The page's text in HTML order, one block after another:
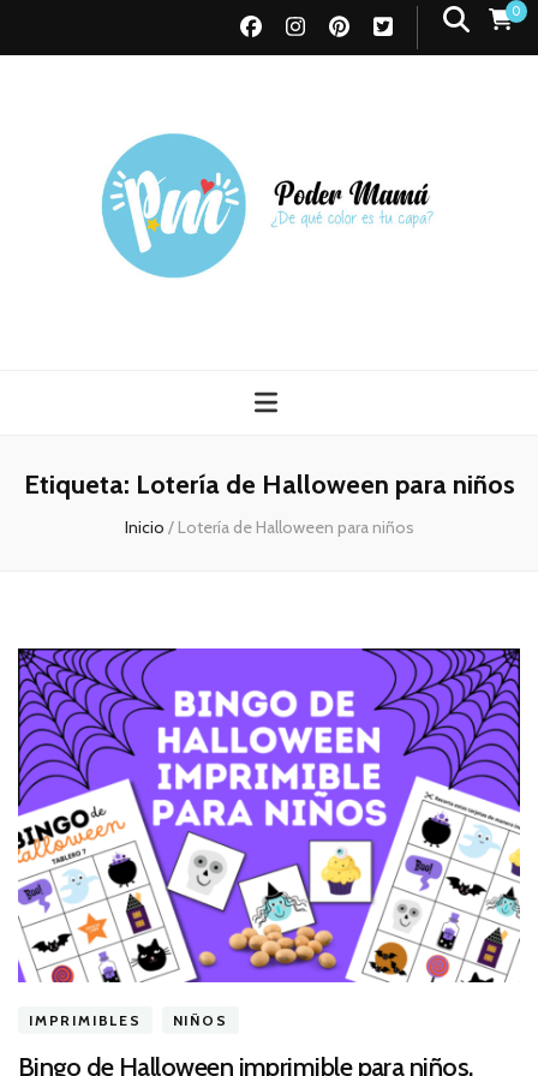
0
Etiqueta: Lotería de Halloween para niños
Inicio / Lotería de Halloween para niños
IMPRIMIBLES NIÑOS
Bingo de Halloween imprimible para niños.